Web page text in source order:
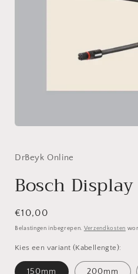
in
modaal
DrBeyk Online
Bosch
Normale
prijs
€10,00
Belastingen inbegrepen. Verzendkosten
Kies een variant (Kabellengte):
150mm 200mm